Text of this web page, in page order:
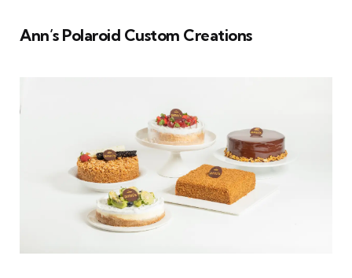
Ann’s Polaroid Custom Creations